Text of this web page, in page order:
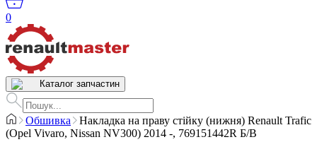
0
Каталог запчастин
Обшивка
Накладка на праву стійку (нижня) Renault Trafic
(Opel Vivaro, Nissan NV300) 2014 -, 769151442R Б/В